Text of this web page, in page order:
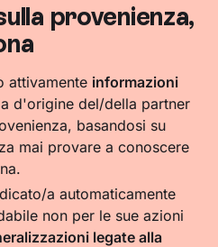
provenienza,
attivamente informazioni
d'origine del/della partner
basandosi su
mai provare a conoscere
a automaticamente
non per le sue azioni
legate alla